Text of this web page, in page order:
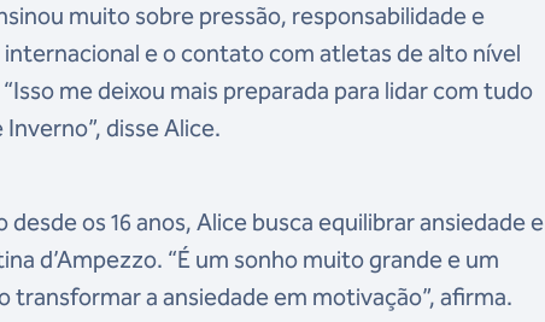
muito sobre pressão, responsabilidade e
internacional e o contato com atletas de alto nível
me deixou mais preparada para lidar com tudo
disse Alice.
os 16 anos, Alice busca equilibrar ansiedade e
d’Ampezzo. “É um sonho muito grande e um
a ansiedade em motivação”, afirma.